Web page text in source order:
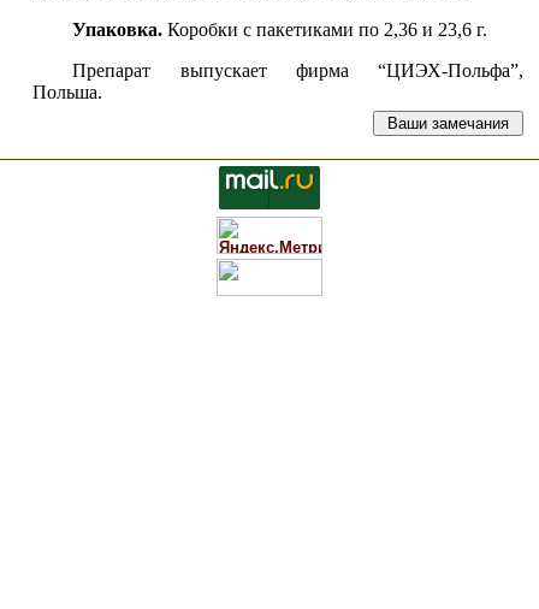
Упаковка.Коробки с пакетиками по 2,36 и 23,6 г.
Препарат выпускает фирма “ЦИЭХ-Польфа”,
Польша.